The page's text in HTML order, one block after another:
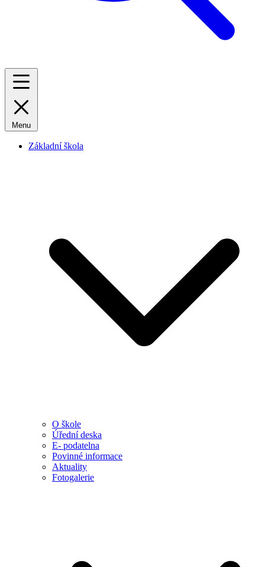
Menu
Základní škola
O škole
Úřední deska
E- podatelna
Povinné informace
Aktuality
Fotogalerie